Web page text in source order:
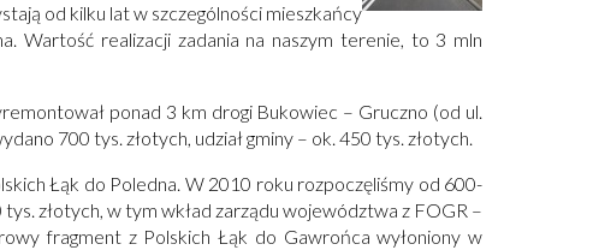
od kilku lat w szczególności mieszkańcy
Wartość realizacji zadania na naszym terenie, to 3 mln
ponad 3 km drogi Bukowiec – Gruczno (od ul.
700 tys. złotych, udział gminy – ok. 450 tys. złotych.
Łąk do Poledna. W 2010 roku rozpoczęliśmy od 600-
złotych, w tym wkład zarządu województwa z FOGR –
fragment z Polskich Łąk do Gawrońca wyłoniony w